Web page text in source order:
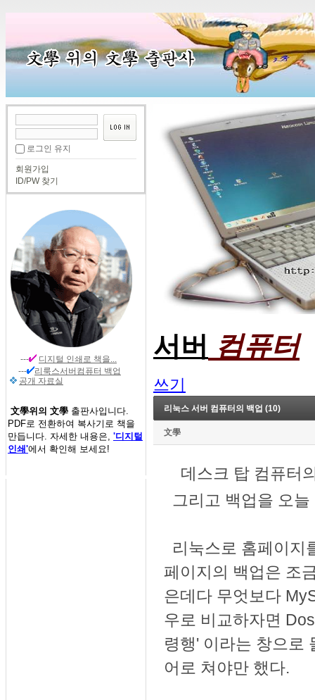
로그인 유지
회원가입
ID/PW 찾기
--- 디지털 인쇄 로 책을...
---
리룩스서버컴퓨터 백업
공개 자료실
文學위의 文學 출판사입니다.
PDF로 전환하여 복사기로 책을
만듭니다. 자세한 내용은, '디지털
인쇄'에서 확인해 보세요!
서버 컴퓨터
쓰기
리눅스 서버 컴퓨터의 백업 (10)
文學
데스크 탑 컴퓨터
그리고 백업을 오
리눅스로 홈페이지
페이지의 백업은 조
은데다 무엇보다
우로 비교하자면
령행' 이라는 창으로
어로 쳐야만 했다.